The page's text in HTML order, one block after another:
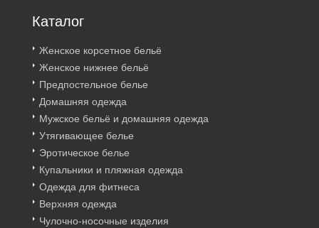
Каталог
Женское корсетное бельё
Женское нижнее бельё
Предпостельное белье
Домашняя одежда
Мужское бельё и домашняя одежда
Утягивающее белье
Эротическое белье
Купальники и пляжная одежда
Одежда для фитнеса
Верхняя одежда
Чулочно-носочные изделия